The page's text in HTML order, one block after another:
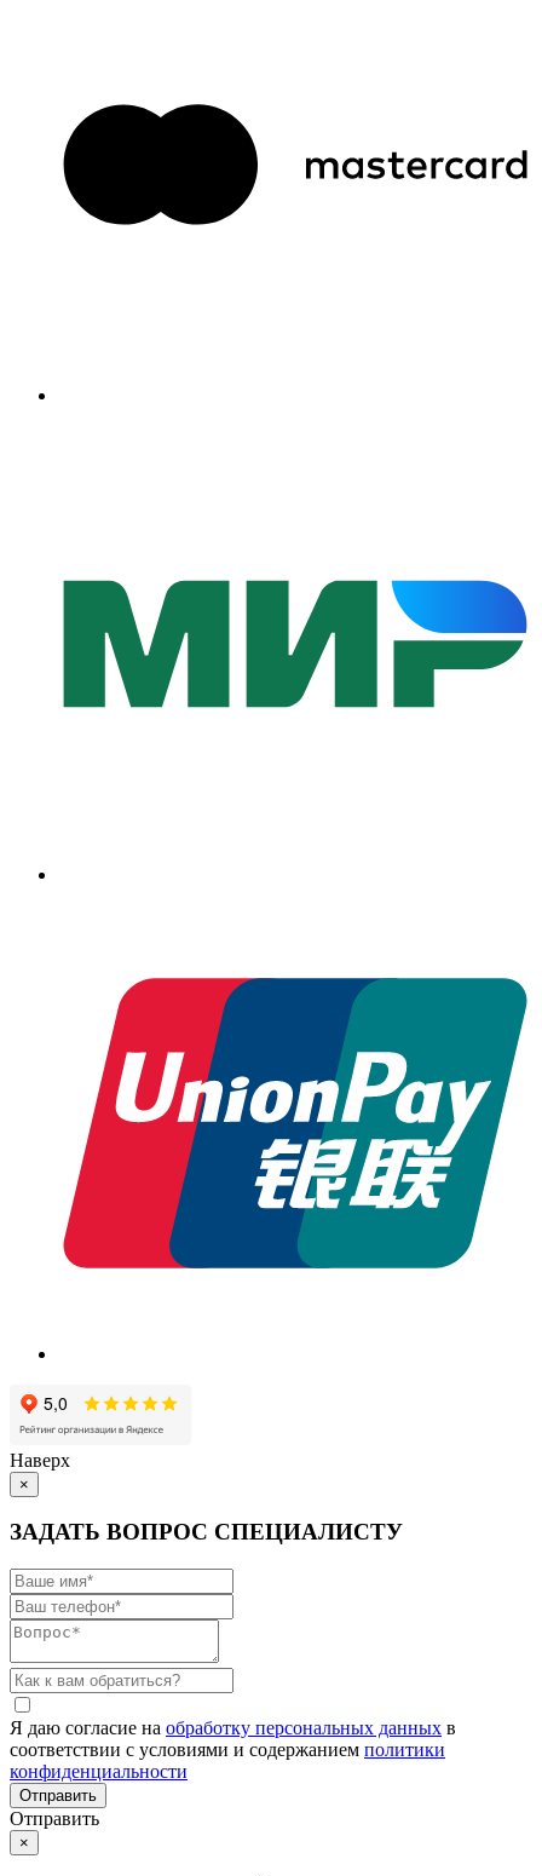
Наверх
×
ЗАДАТЬ ВОПРОС СПЕЦИАЛИСТУ
Я даю согласие на обработку персональных данных в
соответствии с условиями и содержанием политики
конфиденциальности
Отправить
×